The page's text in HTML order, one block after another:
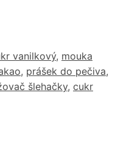
vanilkový, mouka
, prášek do pečiva,
šlehačky, cukr